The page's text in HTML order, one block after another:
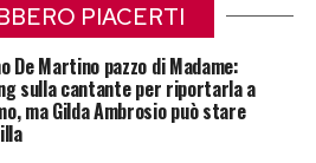
PIACERTI
De Martino pazzo di Madame:
sulla cantante per riportarla a
ma Gilda Ambrosio può stare